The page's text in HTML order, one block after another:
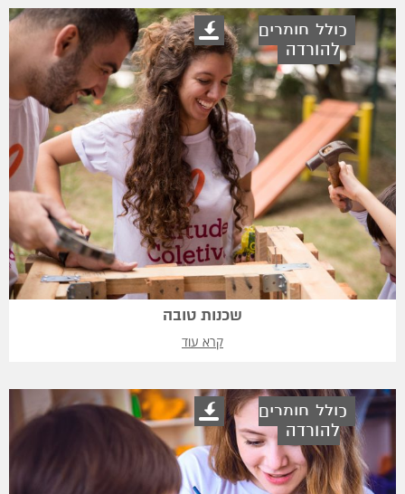
כולל חומרים
להורדה
שכנות טובה
קרא עוד
כולל חומרים
להורדה